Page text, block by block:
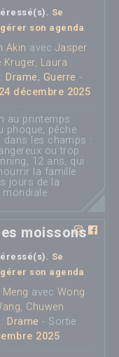
Se
son agenda
Akin avec Jasper
Kruger, Laura
Drame, Guerre -
24 décembre 2025
au printemps
phoque, pêche
dans les champs :
ou trop
12 ans, qui
la famille
jours de la
mondiale.
moissons
Se
son agenda
Meng avec Wong
, Chuwen
Drame - Sortie
2025